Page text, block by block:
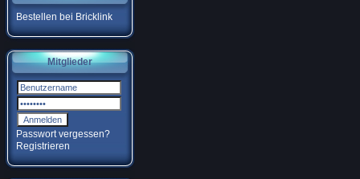
Bestellen bei Bricklink
Mitglieder
Passwort vergessen?
Registrieren